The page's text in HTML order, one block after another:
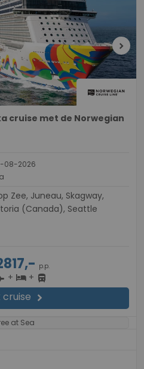
chevron_right
cruise met de Norwegian
08-2026
(Canada), Seattle
p.p.
+ hotel+ directions_bus
cruise chevron_right
at Sea